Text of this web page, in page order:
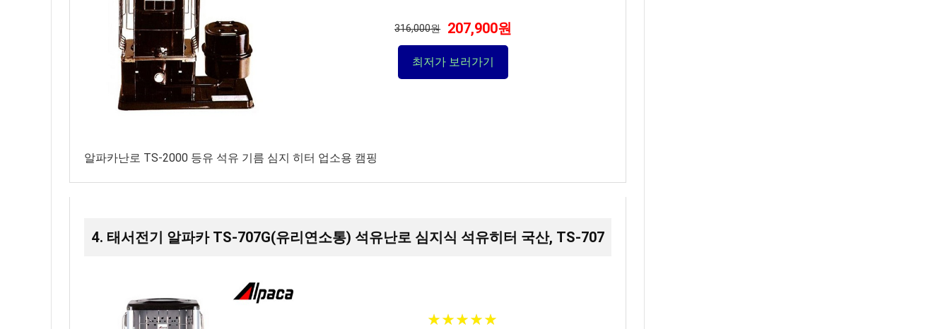
316,000원 207,900원
최저가 보러가기
알파카난로 TS-2000 등유 석유 기름 심지 히터 업소용 캠핑
4. 태서전기 알파카 TS-707G(유리연소통) 석유난로 심지식 석유히터 국산, TS-707
★★★★★
★★★★★